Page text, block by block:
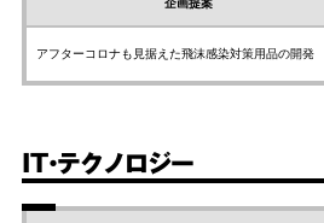
アフターコロナも見据えた飛沫感染対策用品の開発
IT・テクノロジー